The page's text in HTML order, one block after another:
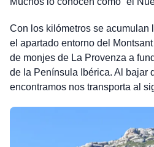
Con los kilómetros se acumulan
el apartado entorno del
de monjes de La Provenza a
de la Península Ibérica. Al bajar
encontramos nos transporta al